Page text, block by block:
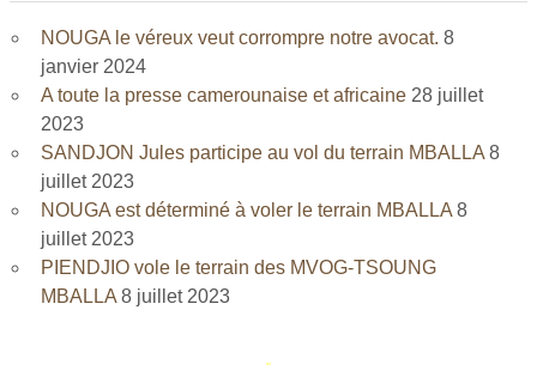
NOUGA le véreux veut corrompre notre avocat. 8
janvier 2024
A toute la presse camerounaise et africaine 28 juillet
2023
SANDJON Jules participe au vol du terrain MBALLA 8
juillet 2023
NOUGA est déterminé à voler le terrain MBALLA 8
juillet 2023
PIENDJIO vole le terrain des MVOG-TSOUNG
MBALLA 8 juillet 2023